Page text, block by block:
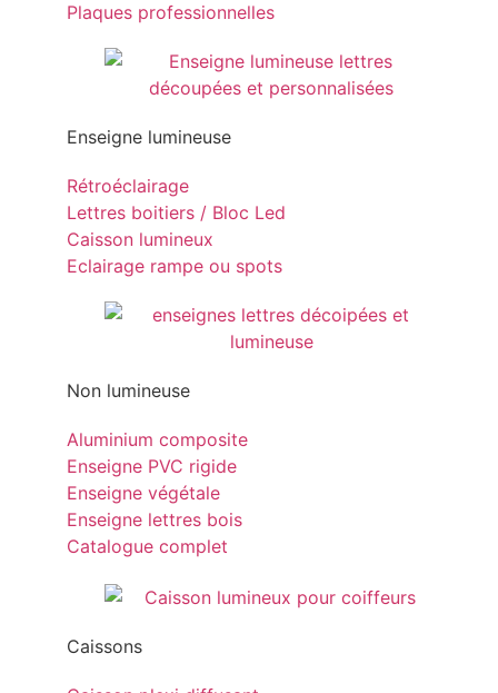
Plaques professionnelles
Enseigne lumineuse
Rétroéclairage
Lettres boitiers / Bloc Led
Caisson lumineux
Eclairage rampe ou spots
Non lumineuse
Aluminium composite
Enseigne PVC rigide
Enseigne végétale
Enseigne lettres bois
Catalogue complet
Caissons